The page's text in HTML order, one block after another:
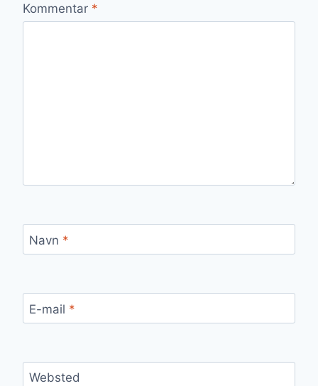
Kommentar *
Navn *
E-mail *
Websted